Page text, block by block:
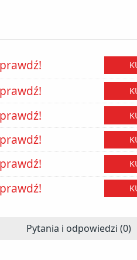
Pytania i odpowiedzi (0)